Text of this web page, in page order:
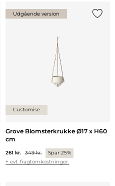
Udgående version
Customise
Grove Blomsterkrukke Ø17 x H60
cm
261 kr. 349 kr.
Spar 25%
+ evt. fragtomkostninger.